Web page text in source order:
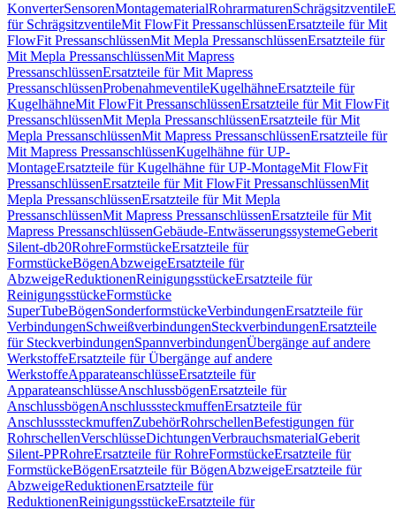
KonverterSensorenMontagematerialRohrarmaturenSchrägsitzventile
für SchrägsitzventileMit FlowFit PressanschlüssenErsatzteile für Mit
FlowFit PressanschlüssenMit Mepla PressanschlüssenErsatzteile für
Mit Mepla PressanschlüssenMit Mapress
PressanschlüssenErsatzteile für Mit Mapress
PressanschlüssenProbenahmeventileKugelhähneErsatzteile für
KugelhähneMit FlowFit PressanschlüssenErsatzteile für Mit FlowFit
PressanschlüssenMit Mepla PressanschlüssenErsatzteile für Mit
Mepla PressanschlüssenMit Mapress PressanschlüssenErsatzteile für
Mit Mapress PressanschlüssenKugelhähne für UP-
MontageErsatzteile für Kugelhähne für UP-MontageMit FlowFit
PressanschlüssenErsatzteile für Mit FlowFit PressanschlüssenMit
Mepla PressanschlüssenErsatzteile für Mit Mepla
PressanschlüssenMit Mapress PressanschlüssenErsatzteile für Mit
Mapress PressanschlüssenGebäude-EntwässerungssystemeGeberit
Silent-db20RohreFormstückeErsatzteile für
FormstückeBögenAbzweigeErsatzteile für
AbzweigeReduktionenReinigungsstückeErsatzteile für
ReinigungsstückeFormstücke
SuperTubeBögenSonderformstückeVerbindungenErsatzteile für
VerbindungenSchweißverbindungenSteckverbindungenErsatzteile
für SteckverbindungenSpannverbindungenÜbergänge auf andere
WerkstoffeErsatzteile für Übergänge auf andere
WerkstoffeApparateanschlüsseErsatzteile für
ApparateanschlüsseAnschlussbögenErsatzteile für
AnschlussbögenAnschlusssteckmuffenErsatzteile für
AnschlusssteckmuffenZubehörRohrschellenBefestigungen für
RohrschellenVerschlüsseDichtungenVerbrauchsmaterialGeberit
Silent-PPRohreErsatzteile für RohreFormstückeErsatzteile für
FormstückeBögenErsatzteile für BögenAbzweigeErsatzteile für
AbzweigeReduktionenErsatzteile für
ReduktionenReinigungsstückeErsatzteile für